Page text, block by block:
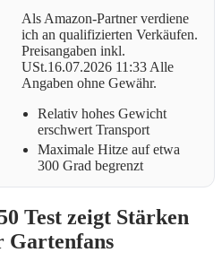
Als Amazon-Partner verdiene
ich an qualifizierten Verkäufen.
Preisangaben inkl.
USt.16.07.2026 11:33 Alle
Angaben ohne Gewähr.
Relativ hohes Gewicht
erschwert Transport
Maximale Hitze auf etwa
300 Grad begrenzt
Test zeigt Stärken
Gartenfans